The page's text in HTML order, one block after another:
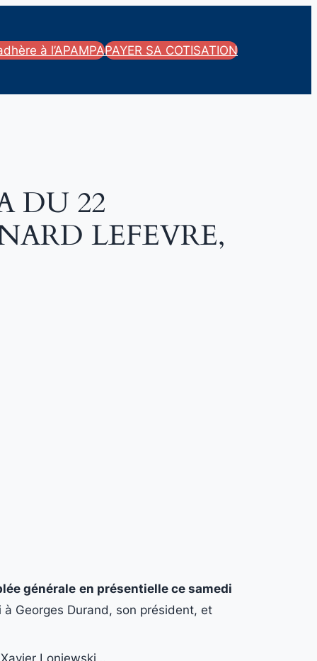
à l’APAMPAPAYER SA COTISATION
DU 22
LEFEVRE,
générale en présentielle ce samedi
à Georges Durand, son président, et